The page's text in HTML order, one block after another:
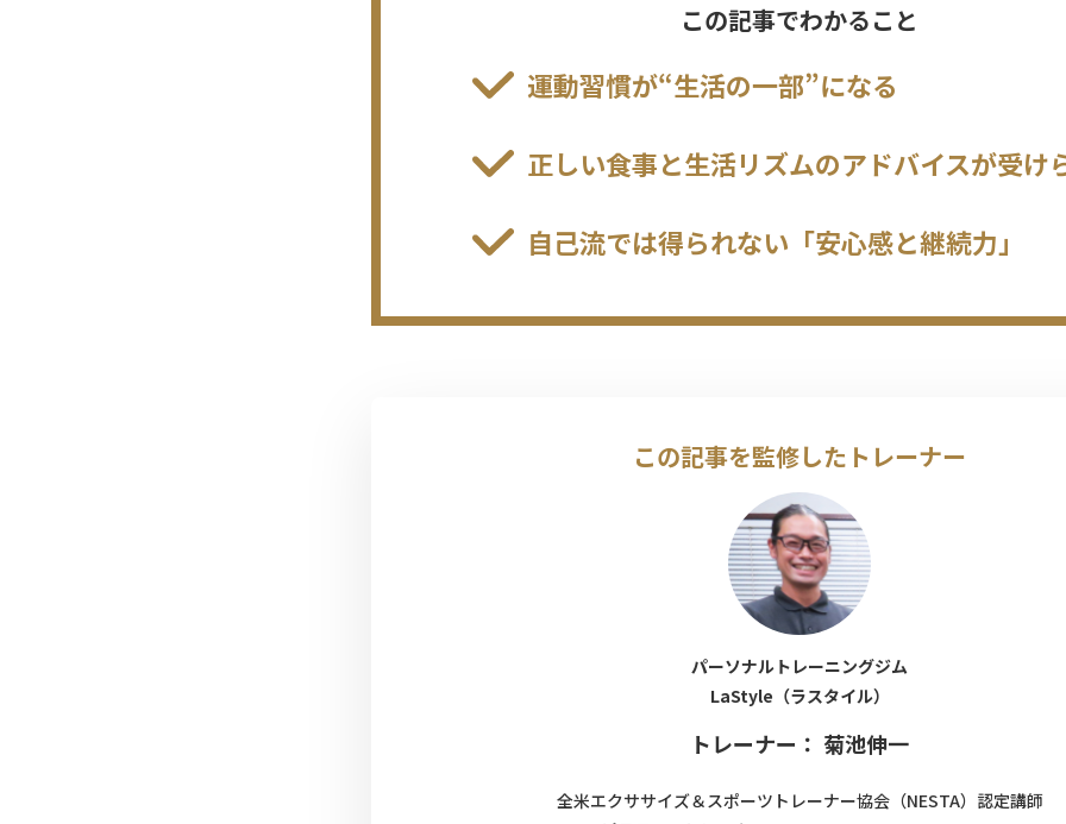
この記事でわかること
運動習慣が“生活の一部”になる
正しい食事と生活リズムのアドバイスが受け
自己流では得られない「安心感と継続力」
この記事を監修したトレーナー
パーソナルトレーニングジム
LaStyle（ラスタイル）
トレーナー： 菊池伸一
全米エクササイズ＆スポーツトレーナー協会（NESTA）認定講師